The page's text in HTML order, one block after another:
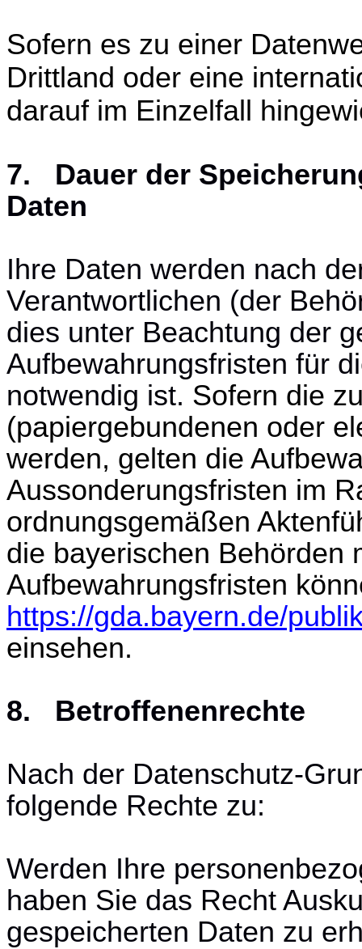
Sofern es zu einer
Drittland oder eine
darauf im Einzelfall
7. Dauer der
Daten
Ihre Daten werden nach
Verantwortlichen (der
dies unter Beachtung der
Aufbewahrungsfristen für
notwendig ist. Sofern die
(papiergebundenen oder
werden, gelten die
Aussonderungsfristen im
ordnungsgemäßen
die bayerischen Behörden
Aufbewahrungsfristen
https://gda.bayern.de/
einsehen.
8. Betroffenenrechte
Nach der Datenschutz-
folgende Rechte zu:
Werden Ihre
haben Sie das Recht
gespeicherten Daten zu